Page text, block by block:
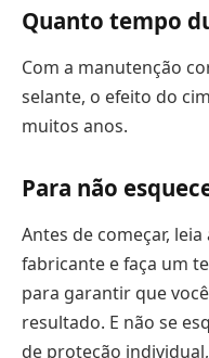
Quanto tempo
Com a manutenção
selante, o efeito do
muitos anos.
Para não
Antes de começar,
fabricante e faça um
para garantir que
resultado. E não se
de proteção